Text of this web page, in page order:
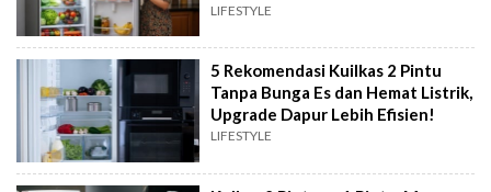
LIFESTYLE
5 Rekomendasi Kuilkas 2 Pintu
Tanpa Bunga Es dan Hemat Listrik,
Upgrade Dapur Lebih Efisien!
LIFESTYLE